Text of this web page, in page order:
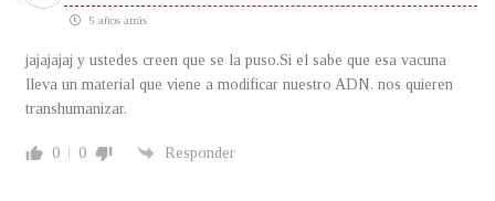
5 años atrás
jajajajaj y ustedes creen que se la puso.Si el sabe que esa vacuna
lleva un material que viene a modificar nuestro ADN. nos quieren
transhumanizar.
0 0 Responder